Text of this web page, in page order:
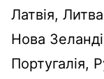
Латвія,
Нова
Португалія,